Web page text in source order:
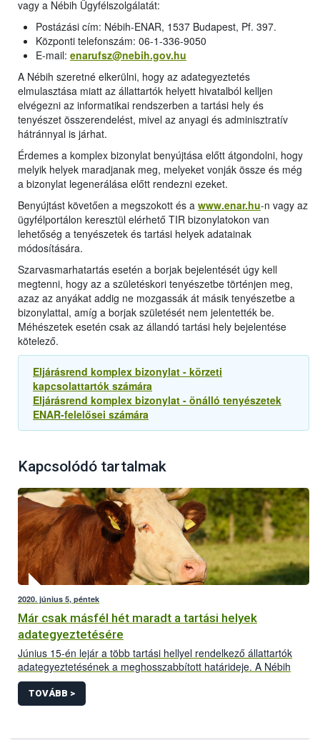
vagy a Nébih Ügyfélszolgálatát:
Postázási cím: Nébih-ENAR, 1537 Budapest, Pf. 397.
Központi telefonszám: 06-1-336-9050
E-mail: enarufsz@nebih.gov.hu
A Nébih szeretné elkerülni, hogy az adategyeztetés
elmulasztása miatt az állattartók helyett hivatalból kelljen
elvégezni az informatikai rendszerben a tartási hely és
tenyészet összerendelést, mivel az anyagi és adminisztratív
hátránnyal is járhat.
Érdemes a komplex bizonylat benyújtása előtt átgondolni, hogy
melyik helyek maradjanak meg, melyeket vonják össze és még
a bizonylat legenerálása előtt rendezni ezeket.
Benyújtást követően a megszokott és a www.enar.hu-n vagy az
ügyfélportálon keresztül elérhető TIR bizonylatokon van
lehetőség a tenyészetek és tartási helyek adatainak
módosítására.
Szarvasmarhatartás esetén a borjak bejelentését úgy kell
megtenni, hogy az a születéskori tenyészetbe történjen meg,
azaz az anyákat addig ne mozgassák át másik tenyészetbe a
bizonylattal, amíg a borjak születését nem jelentették be.
Méhészetek esetén csak az állandó tartási hely bejelentése
kötelező.
Eljárásrend komplex bizonylat - körzeti
kapcsolattartók számára
Eljárásrend komplex bizonylat - önálló tenyészetek
ENAR-felelősei számára
Kapcsolódó tartalmak
2020. június 5, péntek
Már csak másfél hét maradt a tartási helyek
adategyeztetésére
Június 15-én lejár a több tartási hellyel rendelkező állattartók
adategyeztetésének a meghosszabbított határideje. A Nébih
felhívja az önálló tenyészetek ENAR-felelőseinek és a megyei
körzetbe sorolt tenyészetek kapcsolattartóinak a figyelmét, hogy
eddig az időpontig végezhetik el a vonatkozó bizonylaton az
TOVÁBB >